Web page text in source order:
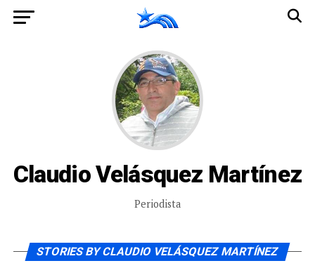
Claudio Velásquez Martínez
Periodista
STORIES BY CLAUDIO VELÁSQUEZ MARTÍNEZ